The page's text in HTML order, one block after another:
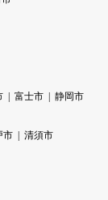
富士市
静岡市
市
清須市